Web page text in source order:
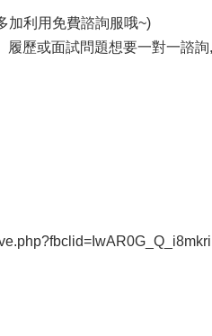
加利用免費諮詢服哦~)
歷或面試問題想要一對一諮